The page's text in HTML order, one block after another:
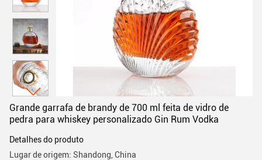
Grande garrafa de brandy de 700 ml feita de vidro de
pedra para whiskey personalizado Gin Rum Vodka
Detalhes do produto
Lugar de origem: Shandong, China